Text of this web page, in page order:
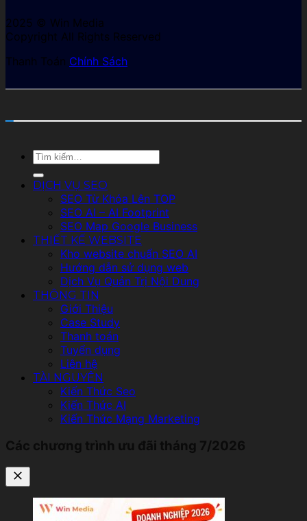
2025 © Win Media
Copyright All Rights Reserved
Thanh Toán Chính Sách
Tìm
kiếm:
DỊCH VỤ SEO
SEO Từ Khóa Lên TOP
SEO AI – AI Footprint
SEO Map Google Business
THIẾT KẾ WEBSITE
Kho website chuẩn SEO AI
Hướng dẫn sử dụng web
Dịch Vụ Quản Trị Nội Dung
THÔNG TIN
Giới Thiệu
Case Study
Thanh toán
Tuyển dụng
Liên hệ
TÀI NGUYÊN
Kiến Thức Seo
Kiến Thức AI
Kiến Thức Mạng Marketing
Các chương trình ưu đãi tháng 7/2026